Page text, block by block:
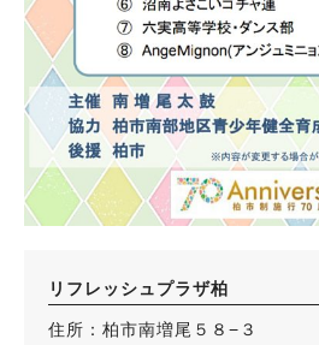
リフレッシュプラザ柏
住所：柏市南増尾５８−３